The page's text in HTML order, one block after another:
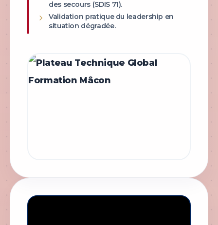
des secours (SDIS 71).
Validation pratique du leadership en
situation dégradée.